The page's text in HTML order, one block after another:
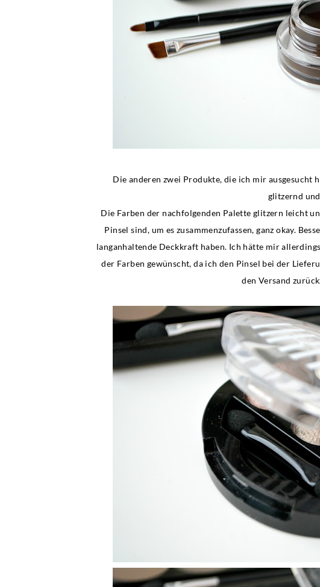
Die anderen zwei Produkte, die ich mir ausgesucht
glitzernd
Die Farben der nachfolgenden Palette glitzern leicht
Pinsel sind, um es zusammenzufassen, ganz okay.
langanhaltende Deckkraft haben. Ich hätte mir
der Farben gewünscht, da ich den Pinsel bei der
den Versand